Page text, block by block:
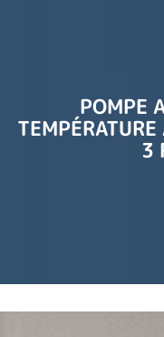
POMPE
3